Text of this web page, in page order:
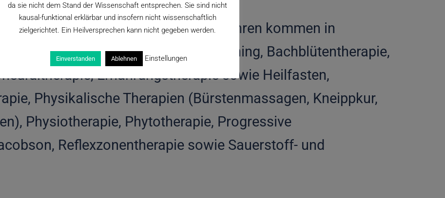
und alternativen Heilverfahren kommen in
durch Blutegel, Autogenes Training, Bachblütentherapie,
Ernährungstherapie sowie Heilfasten,
Physikalische Therapien (Bürstenmassagen, Kneippkur,
Physiotherapie, Phytotherapie, Progressive
Reflexzonentherapie sowie Sauerstoff- und
da sie nicht dem Stand der Wissenschaft entsprechen. Sie sind nicht
kausal-funktional erklärbar und insofern nicht wissenschaftlich
zielgerichtet. Ein Heilversprechen kann nicht gegeben werden.
Einverstanden Ablehnen Einstellungen